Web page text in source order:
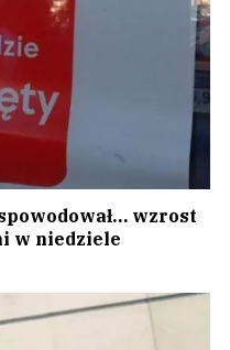
wzrost
w niedziele